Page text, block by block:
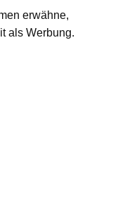
erwähne,
als Werbung.